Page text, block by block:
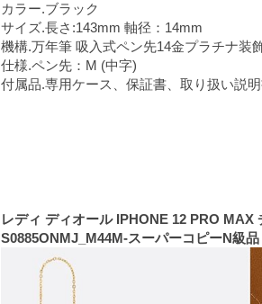
カラー.ブラック
サイズ.長さ:143mm 軸径：14mm
機構.万年筆 吸入式ペン先14金プラチナ装
仕様.ペン先：M (中字)
付属品.専用ケース、保証書、取り扱い説
レディ ディオール IPHONE 12 PRO MAX
S0885ONMJ_M44M-スーパーコピーN級品